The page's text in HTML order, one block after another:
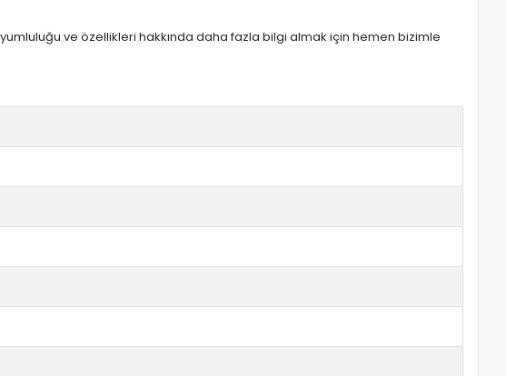
ve özellikleri hakkında daha fazla bilgi almak için hemen bizimle